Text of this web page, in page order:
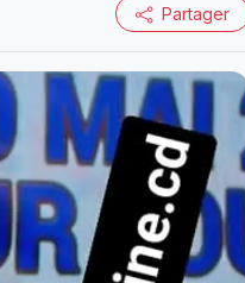
Partager